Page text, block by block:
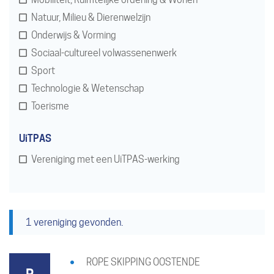
1 vereniging gevonden.
ROPE SKIPPING OOSTENDE
Natuur, Milieu & Dierenwelzijn
Onderwijs & Vorming
Sociaal-cultureel volwassenenwerk
Sport
Technologie & Wetenschap
Toerisme
UiTPAS
Vereniging met een UiTPAS-werking